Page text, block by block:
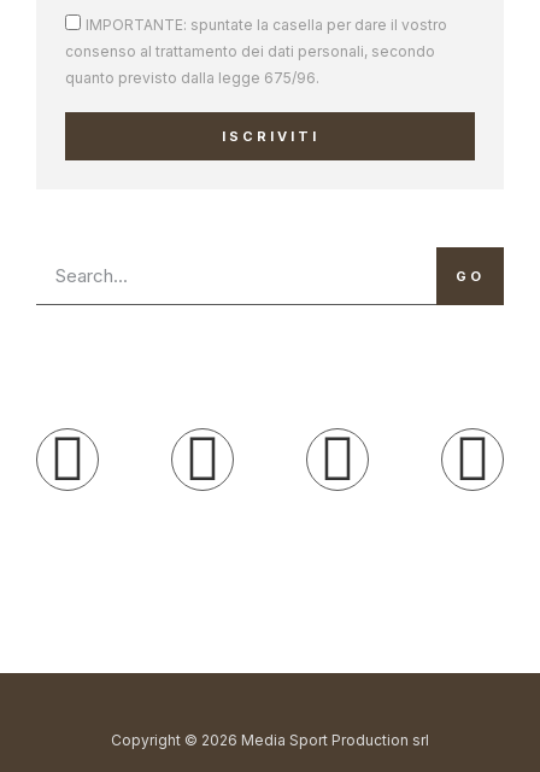
IMPORTANTE: spuntate la casella per dare il vostro
consenso al trattamento dei dati personali, secondo
quanto previsto dalla legge 675/96.
ISCRIVITI
GO
Copyright © 2026 Media Sport Production srl